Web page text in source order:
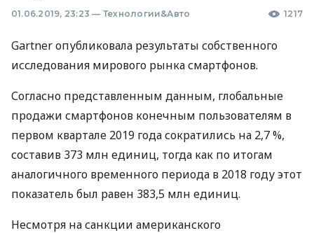
01.06.2019, 23:23 — Технологии&Авто 1217
Gartner опубликовала результаты собственного
исследования мирового рынка смартфонов.
Согласно представленным данным, глобальные
продажи смартфонов конечным пользователям в
первом квартале 2019 года сократились на 2,7 %,
составив 373 млн единиц, тогда как по итогам
аналогичного временного периода в 2018 году этот
показатель был равен 383,5 млн единиц.
Несмотря на санкции американского